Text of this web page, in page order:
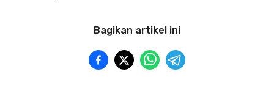
Bagikan artikel ini